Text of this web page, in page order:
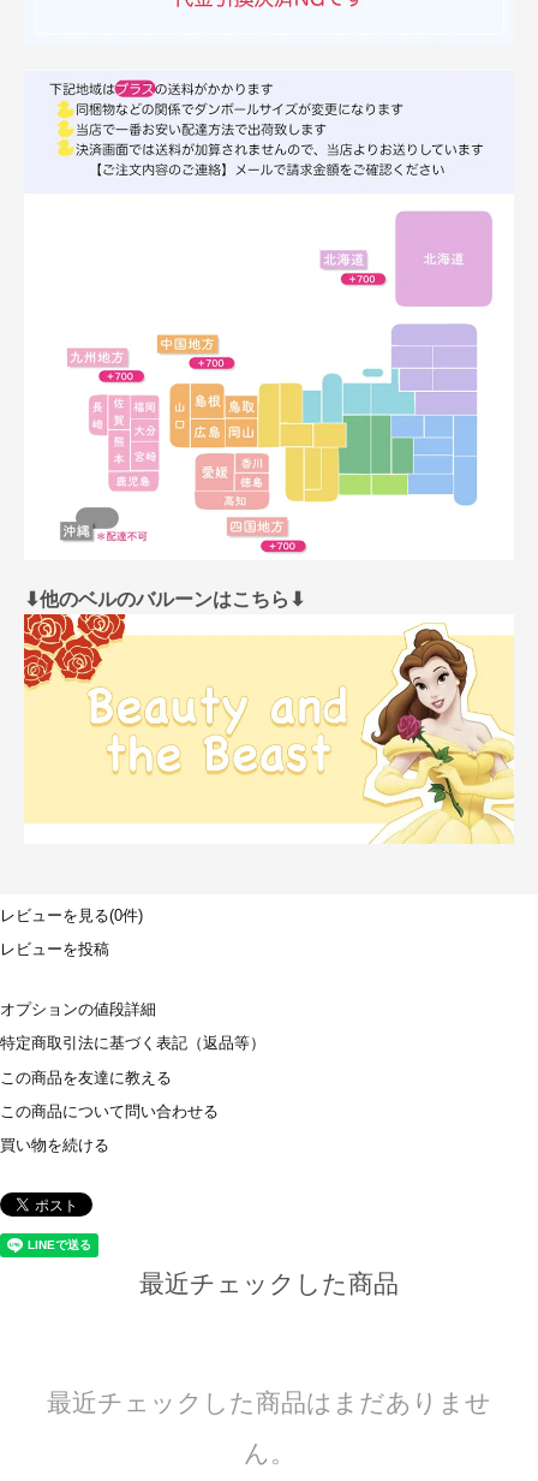
⬇︎他のベルのバルーンはこちら⬇︎
レビューを見る(0件)
レビューを投稿
オプションの値段詳細
特定商取引法に基づく表記（返品等）
この商品を友達に教える
この商品について問い合わせる
買い物を続ける
最近チェックした商品
最近チェックした商品はまだありませ
ん。